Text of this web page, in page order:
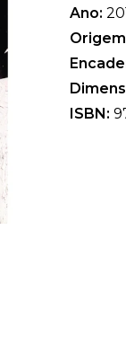
Ano:
ISBN: